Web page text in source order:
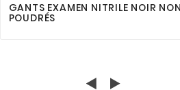
GANTS EXAMEN NITRILE NOIR
POUDRÉS